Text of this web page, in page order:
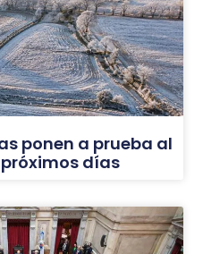
ponen a prueba al
días